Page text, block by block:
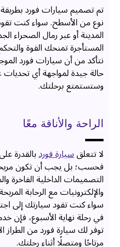
تم تصميم سيارات فورد
نوع من الأسطح. سواء كنت
المدينة أو عبر رمال الصحراء
المستأجرة تمنحك القوة
نتأكد من أن سيارات فورد
حالة جيدة لمواجهة أي
وستستمتع برحلتك.
الراحة والأناقة معًا
لا تتعلقسيارة فوردبالقدرة
فحسب؛ بل يجب أن تكون
التصميمات الداخلية الفاخرة
والإلكترونيات مع الرحابة
سواء كنت تقود سيارتك إلى
في رحلة نهاية الأسبوع، فإن
توفر لك سيارة فورد من الطراز
مرتاحًا ومتصلًا أثناء رحلتك.